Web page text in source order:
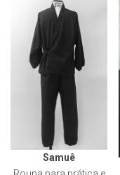
Samuê